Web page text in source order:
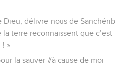
Dieu, délivre-nous de Sanchérib
terre reconnaissent que c’est
! »
la sauver #à cause de moi-